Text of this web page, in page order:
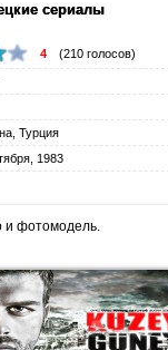
сериалы
4 (210 голосов)
Турция
1983
и фотомодель.